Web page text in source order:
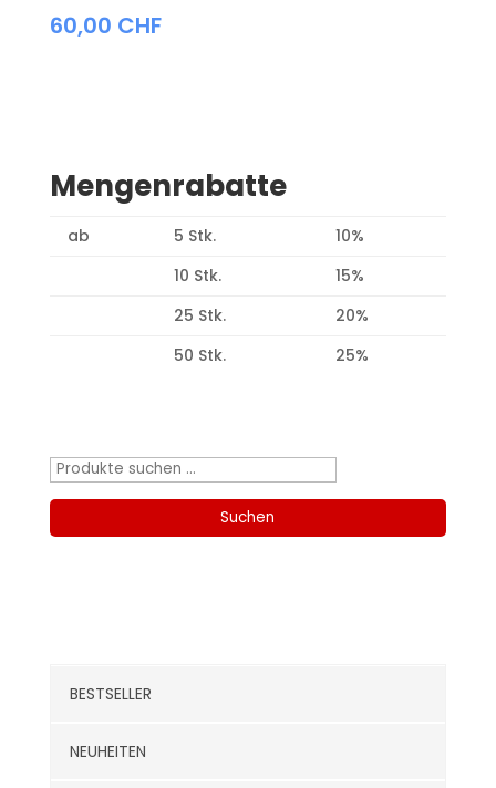
60,00 CHF
Mengenrabatte
ab 5 Stk.
10%
10 Stk.
15%
25 Stk.
20%
50 Stk.
25%
Suchen
Suchen
BESTSELLER
NEUHEITEN